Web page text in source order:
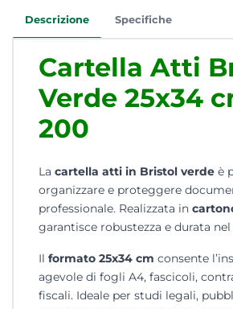
Descrizione Specifiche
Cartella Atti
Verde 25x34
200
La cartella atti in Bristol verdeè
organizzare e proteggere
professionale. Realizzata in
garantisce robustezza e durata
Il formato 25x34 cm consente
agevole di fogli A4, fascicoli,
fiscali. Ideale per studi legali,